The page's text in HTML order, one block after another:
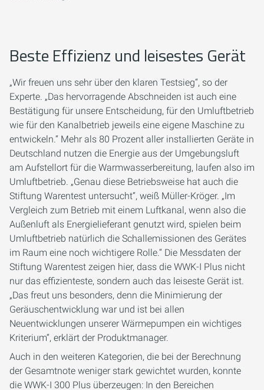
Beste Effizienz und leisestes Gerät
„Wir freuen uns sehr über den klaren Testsieg“, so der
Experte. „Das hervorragende Abschneiden ist auch eine
Bestätigung für unsere Entscheidung, für den Umluftbetrieb
wie für den Kanalbetrieb jeweils eine eigene Maschine zu
entwickeln.“ Mehr als 80 Prozent aller installierten Geräte in
Deutschland nutzen die Energie aus der Umgebungsluft
am Aufstellort für die Warmwasserbereitung, laufen also im
Umluftbetrieb. „Genau diese Betriebsweise hat auch die
Stiftung Warentest untersucht“, weiß Müller-Kröger. „Im
Vergleich zum Betrieb mit einem Luftkanal, wenn also die
Außenluft als Energielieferant genutzt wird, spielen beim
Umluftbetrieb natürlich die Schallemissionen des Gerätes
im Raum eine noch wichtigere Rolle.“ Die Messdaten der
Stiftung Warentest zeigen hier, dass die WWK-I Plus nicht
nur das effizienteste, sondern auch das leiseste Gerät ist.
„Das freut uns besonders, denn die Minimierung der
Geräuschentwicklung war und ist bei allen
Neuentwicklungen unserer Wärmepumpen ein wichtiges
Kriterium“, erklärt der Produktmanager.
Auch in den weiteren Kategorien, die bei der Berechnung
der Gesamtnote weniger stark gewichtet wurden, konnte
die WWK-I 300 Plus überzeugen: In den Bereichen